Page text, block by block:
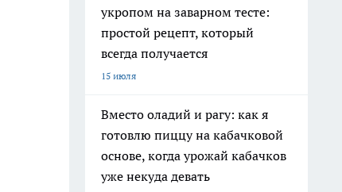
укропом на заварном тесте:
простой рецепт, который
всегда получается
15 июля
Вместо оладий и рагу: как я
готовлю пиццу на кабачковой
основе, когда урожай кабачков
уже некуда девать